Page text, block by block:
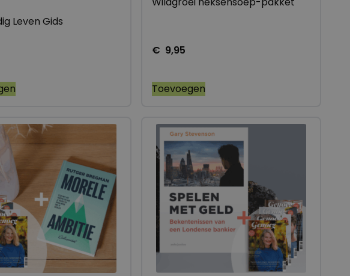
Leven Gids
€ 9,95
Toevoegen